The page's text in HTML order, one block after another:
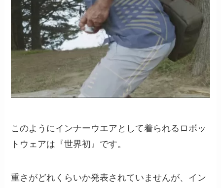
このようにインナーウエアとして着られるロボッ
トウェアは『世界初』です。
重さがどれくらいか発表されていませんが、イン